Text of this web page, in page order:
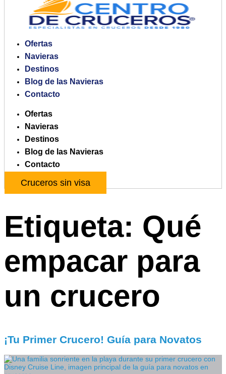
Ofertas
Navieras
Destinos
Blog de las Navieras
Contacto
Ofertas
Navieras
Destinos
Blog de las Navieras
Contacto
Cruceros sin visa
Etiqueta: Qué
empacar para
un crucero
¡Tu Primer Crucero! Guía para Novatos